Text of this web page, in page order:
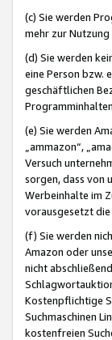
(c) Sie werden
mehr zur
(d) Sie werden
eine Person bzw.
geschäftlichen
(e) Sie werden
„ammazon“,
Versuch
sorgen, dass von
Werbeinhalte im
vorausgesetzt die
(f) Sie werden
Amazon oder
nicht
Kostenpflichtige
Suchmaschinen
kostenfreien